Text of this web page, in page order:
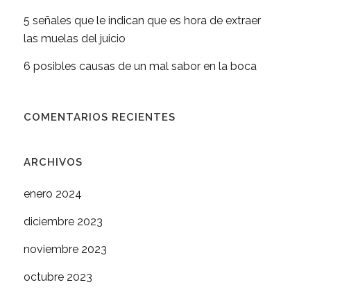
5 señales que le indican que es hora de extraer
las muelas del juicio
6 posibles causas de un mal sabor en la boca
COMENTARIOS RECIENTES
ARCHIVOS
enero 2024
diciembre 2023
noviembre 2023
octubre 2023